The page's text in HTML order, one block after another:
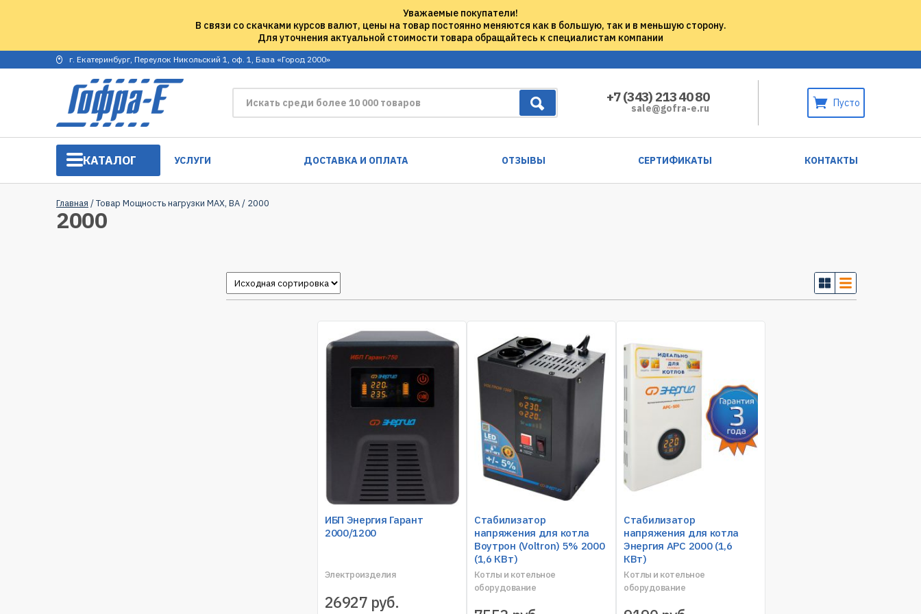
Уважаемые покупатели!
В связи со скачками курсов валют, цены на товар постоянно меняются как в большую, так и в меньшую сторону.
Для уточнения актуальной стоимости товара обращайтесь к специалистам компании
г. Екатеринбург, Переулок Никольский 1, оф. 1, База «Город 2000»
+7 (343) 213 40 80
sale@gofra-e.ru Пусто
КАТАЛОГ УСЛУГИ ДОСТАВКА И ОПЛАТА ОТЗЫВЫ СЕРТИФИКАТЫ КОНТАКТЫ
Главная / Товар Мощность нагрузки MAX, ВА / 2000
2000
ИБП Энергия Гарант
2000/1200
Электроизделия
26927 руб.
Стабилизатор
напряжения для котла
Воутрон (Voltron) 5% 2000
(1,6 КВт)
Котлы и котельное
оборудование
Стабилизатор
напряжения для котла
Энергия АРС 2000 (1,6
КВт)
Котлы и котельное
оборудование